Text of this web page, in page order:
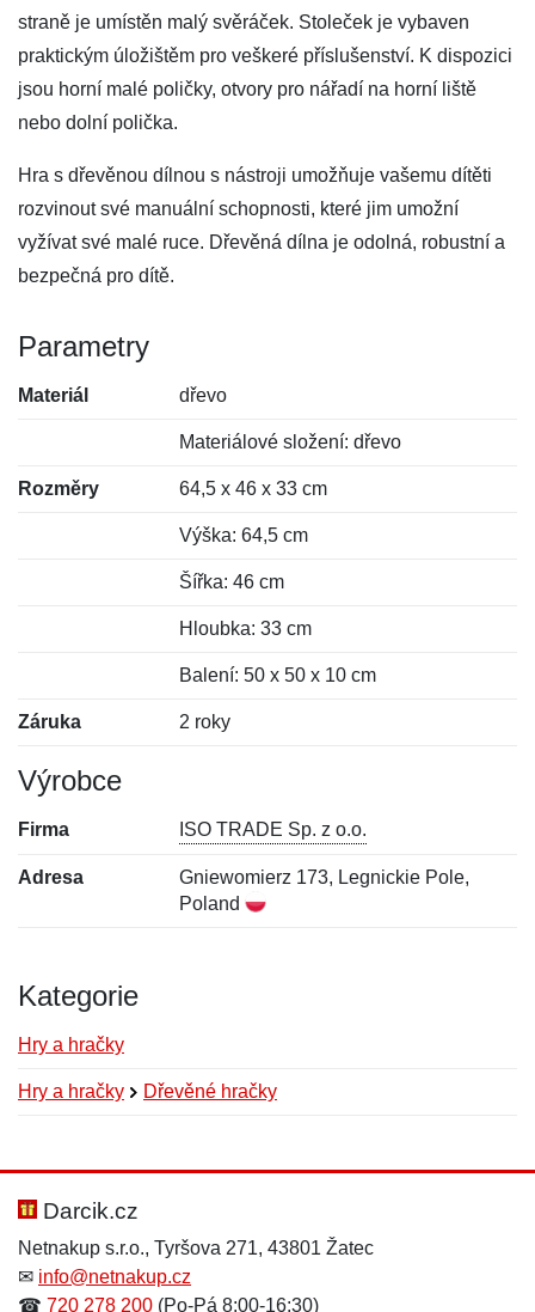
straně je umístěn malý svěráček. Stoleček je vybaven
praktickým úložištěm pro veškeré příslušenství. K dispozici
jsou horní malé poličky, otvory pro nářadí na horní liště
nebo dolní polička.
Hra s dřevěnou dílnou s nástroji umožňuje vašemu dítěti
rozvinout své manuální schopnosti, které jim umožní
vyžívat své malé ruce. Dřevěná dílna je odolná, robustní a
bezpečná pro dítě.
Parametry
Materiál dřevo
Materiálové složení: dřevo
Rozměry 64,5 x 46 x 33 cm
Výška: 64,5 cm
Šířka: 46 cm
Hloubka: 33 cm
Balení: 50 x 50 x 10 cm
Záruka 2 roky
Výrobce
Firma ISO TRADE Sp. z o.o.
Adresa
Gniewomierz 173, Legnickie Pole,
Poland
Kategorie
Hry a hračky
Hry a hračky Dřevěné hračky
Hodnocení:
Jméno: *
Jméno:
E-mail:*
Darcik.cz
Netnakup s.r.o., Tyršova 271, 43801 Žatec
✉ info@netnakup.cz
☎ 720 278 200 (Po-Pá 8:00-16:30)